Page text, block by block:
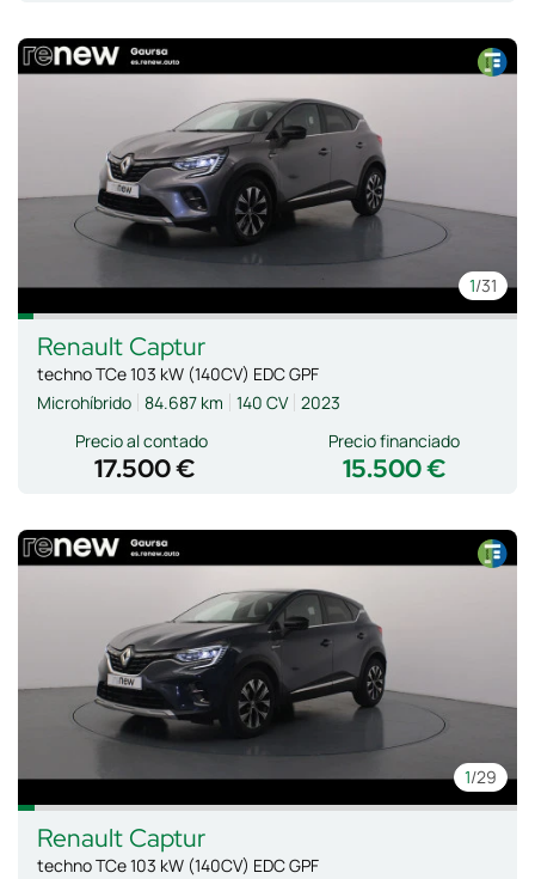
1/31
Renault Captur
techno TCe 103 kW (140CV) EDC GPF
Microhíbrido 84.687 km 140 CV 2023
Precio al contado
17.500 € 15.500 €
Precio financiado
1/29
Renault Captur
techno TCe 103 kW (140CV) EDC GPF